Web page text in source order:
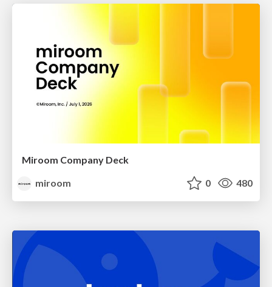
Miroom Company Deck
miroom
0 480